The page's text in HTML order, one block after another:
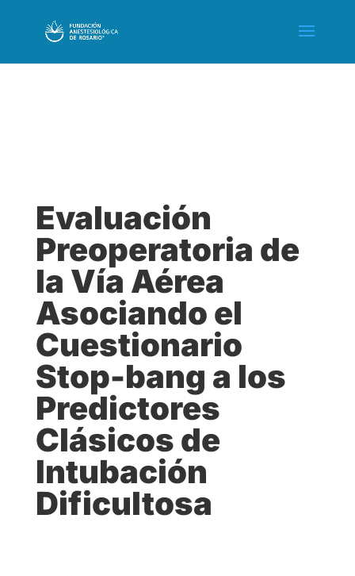
Evaluación
Preoperatoria de
la Vía Aérea
Asociando el
Cuestionario
Stop-bang a los
Predictores
Clásicos de
Intubación
Dificultosa